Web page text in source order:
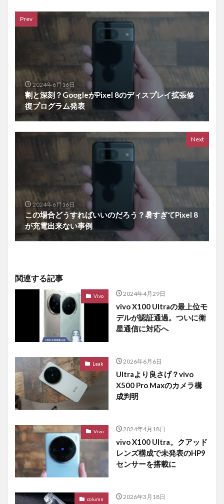
Prev
2024年6月16日
割と深刻？GoogleがPixel 8のディスプレイ拡張修
復プログラム発表
Next
2024年6月16日
この場合どうすればいいのだろう？暑すぎてPixel 8
が充電出来ない事例
関連する記事
Vivo 2024年4月29日
vivo X100 Ultraの最上位モ
デルが認証通過。ついに衛
星通信に対応へ
Leak 2026年6月6日
Ultraより良さげ？vivo
X500 Pro Maxのカメラ構
成判明
Vivo 2024年4月18日
vivo X100 Ultra。クアッド
レンズ構成で未発表のHP9
センサーを搭載に
column 2026年3月18日